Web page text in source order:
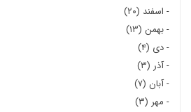
- اسفند (۲۰)
-بهمن (۱۳)
-دی (۴)
-آذر (۳)
-آبان (۷)
- مهر (۳)